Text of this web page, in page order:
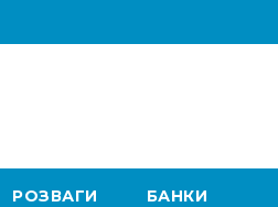
РОЗВАГИ БАНКИ